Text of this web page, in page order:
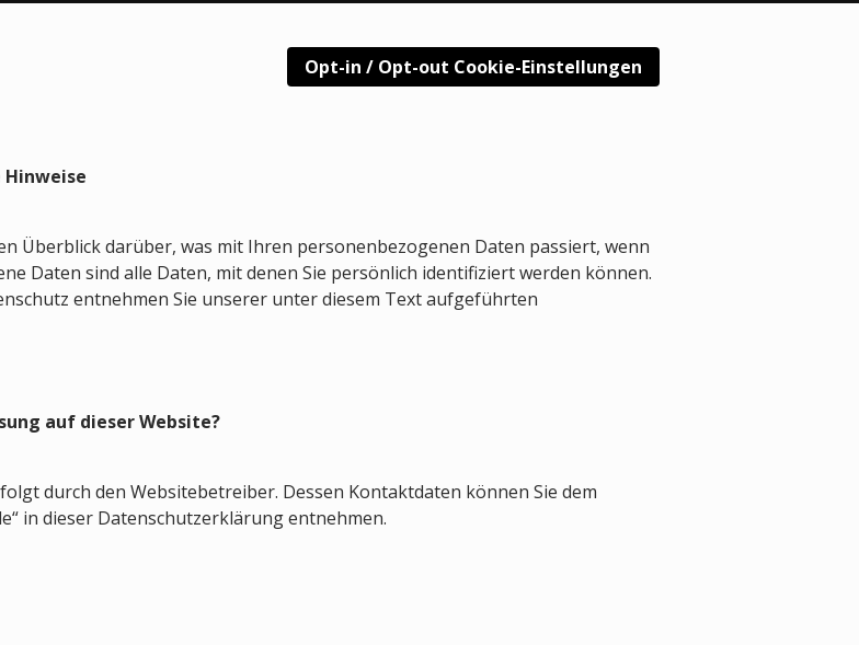
Opt-in / Opt-out Cookie-Einstellungen
Überblick darüber, was mit Ihren personenbezogenen Daten passiert, wenn
Daten sind alle Daten, mit denen Sie persönlich identifiziert werden können.
entnehmen Sie unserer unter diesem Text aufgeführten
auf dieser Website?
durch den Websitebetreiber. Dessen Kontaktdaten können Sie dem
in dieser Datenschutzerklärung entnehmen.